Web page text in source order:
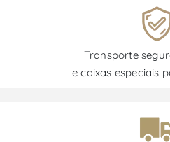
Transporte
e caixas especiais